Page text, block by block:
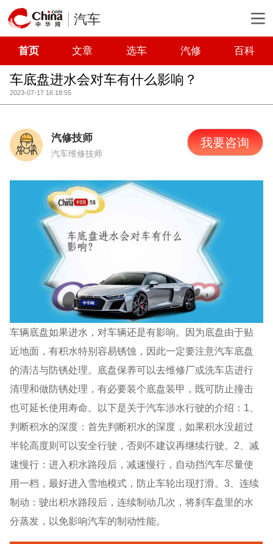
汽车
首页 文章 选车 汽修 百科
车底盘进水会对车有什么影响？
2023-07-17 16:18:55
汽修技师
汽车维修技师
我要咨询
车辆底盘如果进水，对车辆还是有影响。因为底盘由于贴
近地面，有积水特别容易锈蚀，因此一定要注意汽车底盘
的清洁与防锈处理。底盘保养可以去维修厂或洗车店进行
清理和做防锈处理，有必要装个底盘装甲，既可防止撞击
也可延长使用寿命。以下是关于汽车涉水行驶的介绍：1、
判断积水的深度：首先判断积水的深度，如果积水没超过
半轮高度则可以安全行驶，否则不建议再继续行驶。2、减
速慢行：进入积水路段后，减速慢行，自动挡汽车尽量使
用一档，最好进入雪地模式，防止车轮出现打滑。3、连续
制动：驶出积水路段后，连续制动几次，将刹车盘里的水
分蒸发，以免影响汽车的制动性能。